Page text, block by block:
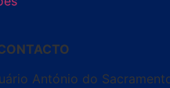
António do